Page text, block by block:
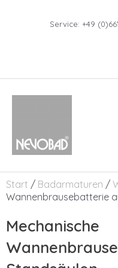
Service: +49
Start / Badarmaturen /
Wannenbrausebatterie
Mechanische